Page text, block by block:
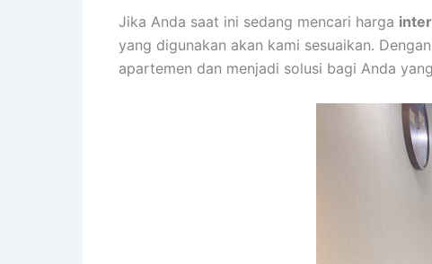
Jika Anda saat ini sedang mencari harga
yang digunakan akan kami sesuaikan.
apartemen dan menjadi solusi bagi Anda